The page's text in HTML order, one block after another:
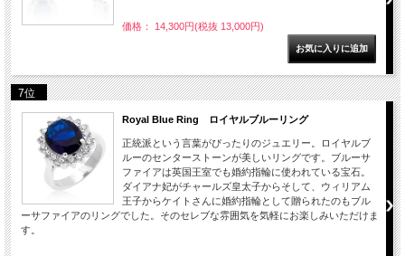
価格： 14,300円(税抜 13,000円)
7位
Royal Blue Ring ロイヤルブルーリング
正統派という言葉がぴったりのジュエリー。ロイヤルブ
ルーのセンターストーンが美しいリングです。ブルーサ
ファイアは英国王室でも婚約指輪に使われている宝石。
ダイアナ妃がチャールズ皇太子からそして、ウィリアム
王子からケイトさんに婚約指輪として贈られたのもブル
ーサファイアのリングでした。そのセレブな雰囲気を気軽にお楽しみいただけま
す。